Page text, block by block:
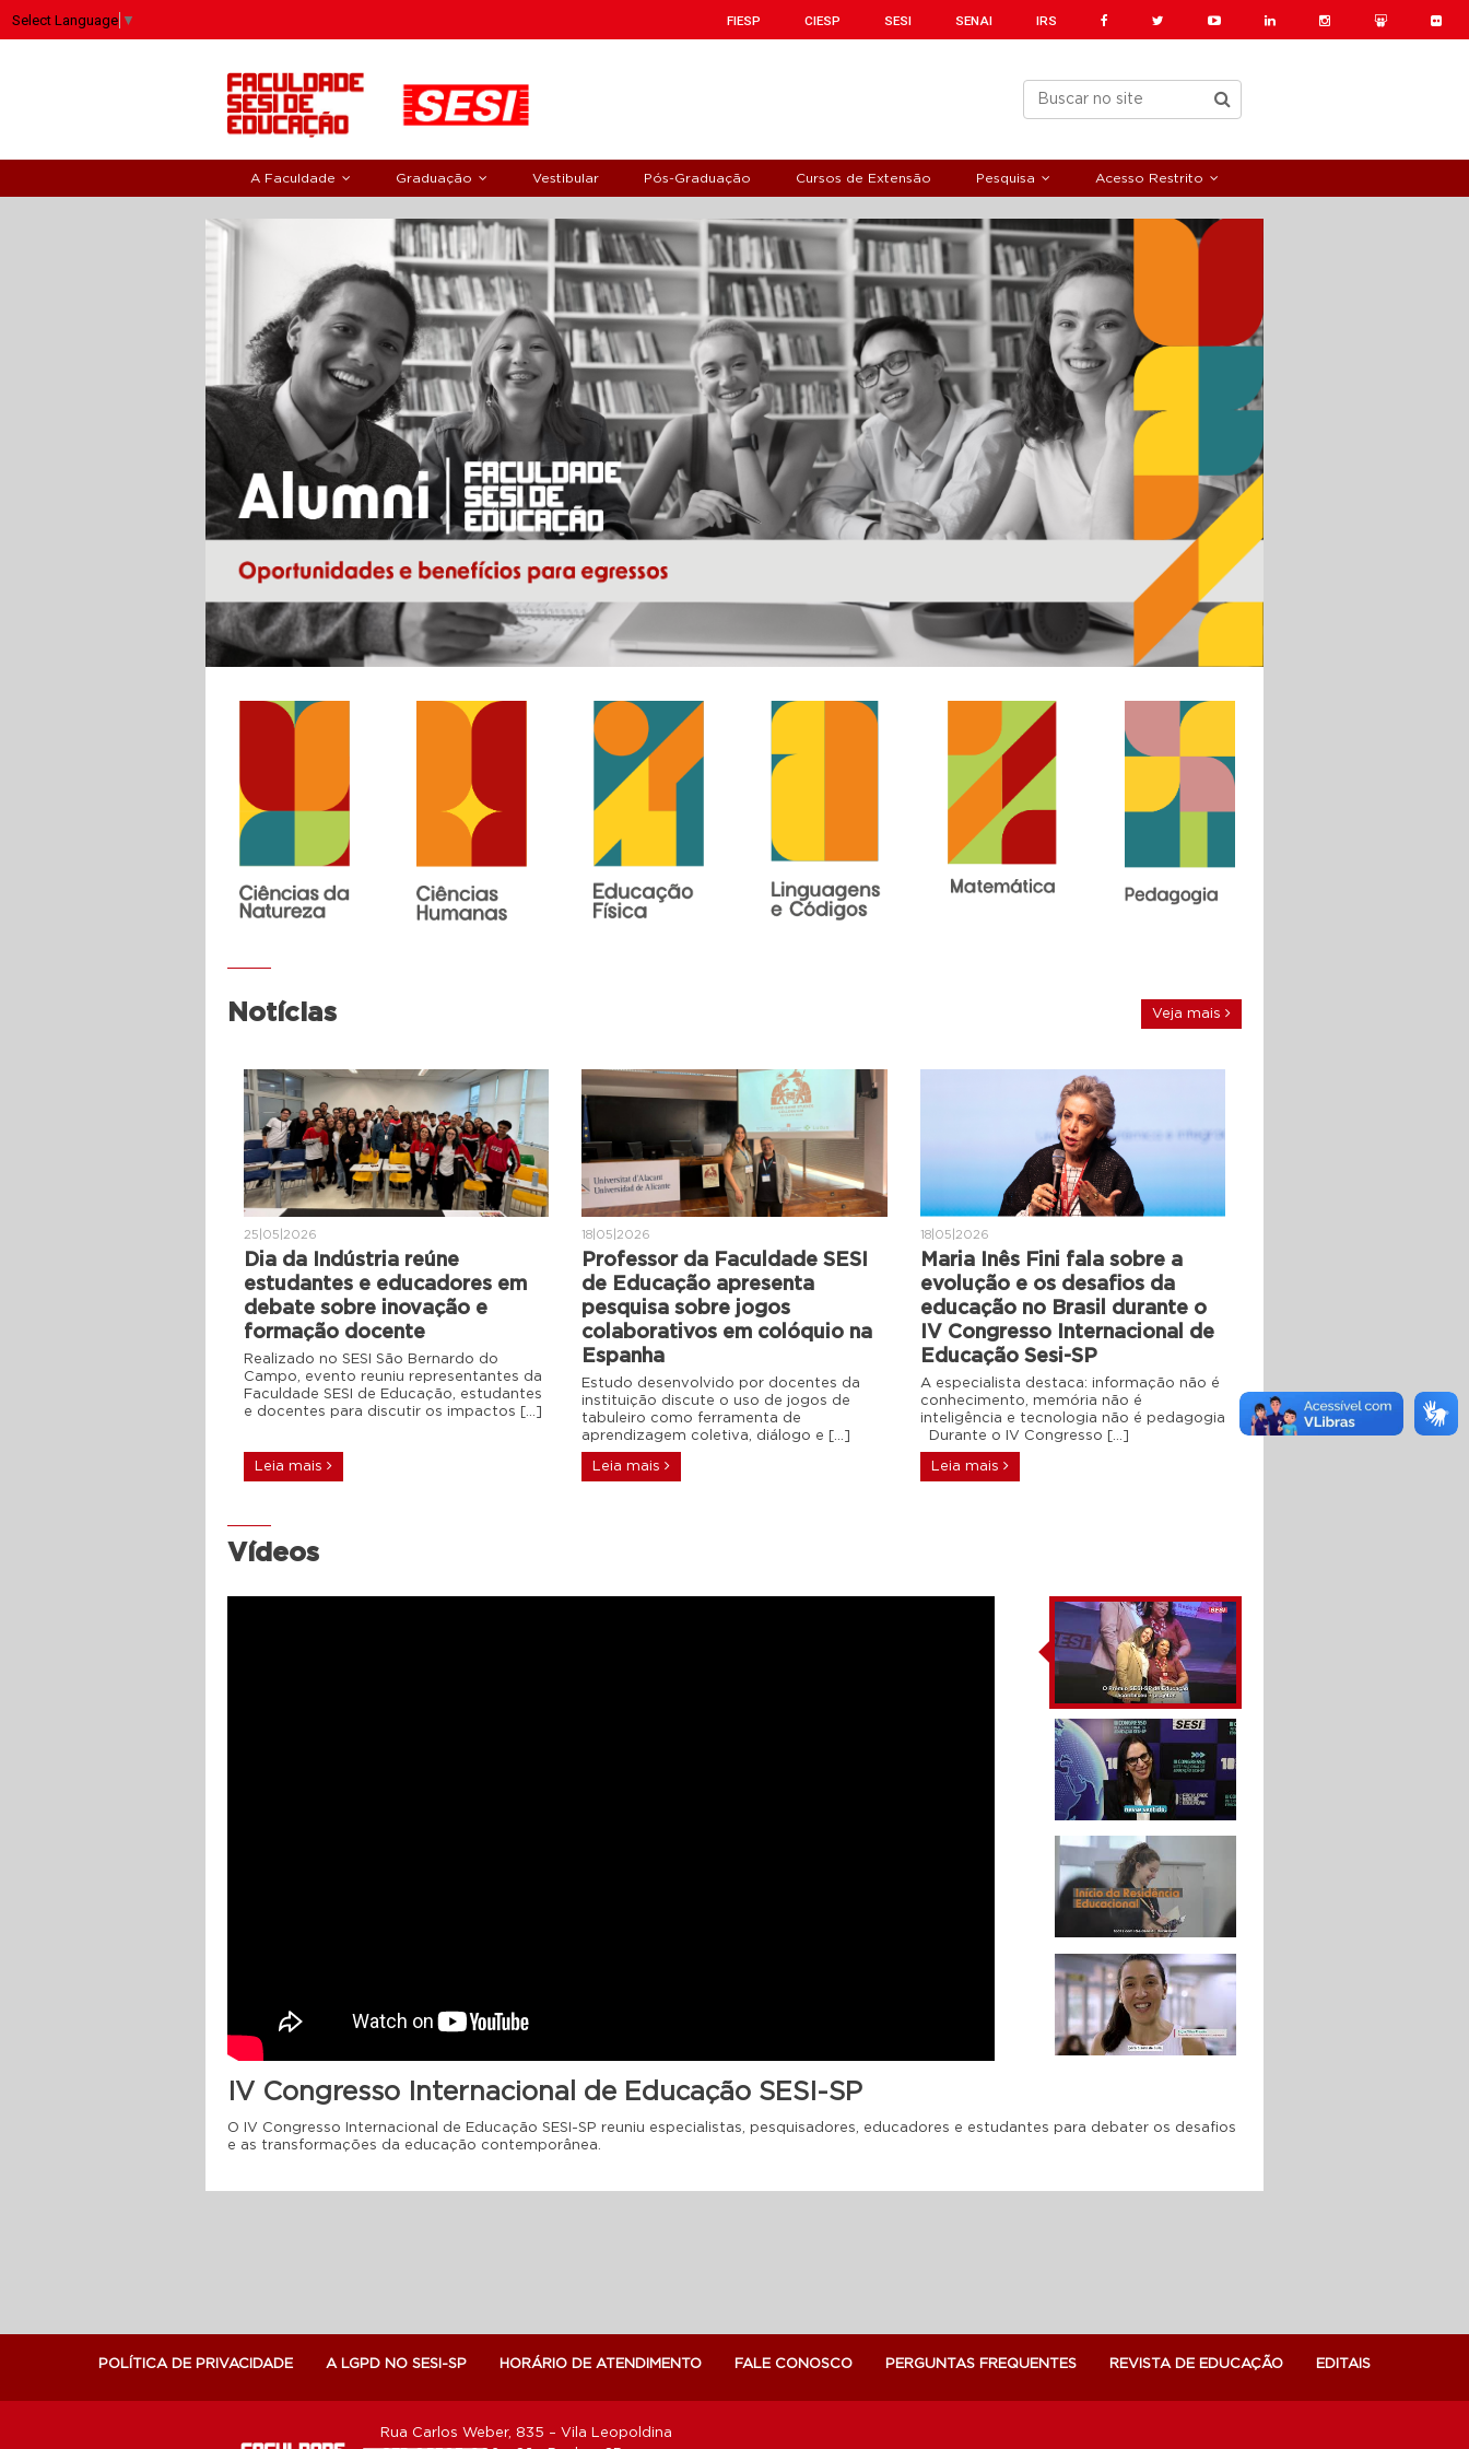
Select Language ▼ FIESP CIESP SESI SENAI IRS
A Faculdade Graduação Vestibular Pós-Graduação Cursos de Extensão Pesquisa Acesso Restrito
Notícias Veja mais
25|05|2026
Dia da Indústria reúne
estudantes e educadores em
debate sobre inovação e
formação docente
Realizado no SESI São Bernardo do
Campo, evento reuniu representantes da
Faculdade SESI de Educação, estudantes
e docentes para discutir os impactos […]
Leia mais
18|05|2026
Professor da Faculdade SESI
de Educação apresenta
pesquisa sobre jogos
colaborativos em colóquio na
Espanha
Estudo desenvolvido por docentes da
instituição discute o uso de jogos de
tabuleiro como ferramenta de
aprendizagem coletiva, diálogo e […]
Leia mais
18|05|2026
Maria Inês Fini fala sobre a
evolução e os desafios da
educação no Brasil durante o
IV Congresso Internacional de
Educação Sesi-SP
A especialista destaca: informação não é
conhecimento, memória não é
inteligência e tecnologia não é pedagogia
Durante o IV Congresso […]
Leia mais
Vídeos
IV Congresso
Internacional de
Educação SESI-SP
A tecnologia aliada à
educação - Congresso
Internacional de
Educação SESI-SP
10 ANOS DA FACULDADE
SESI A escola como
segunda casa desde o
primeiro dia
IV Congresso Internacional de Educação SESI-SP
O IV Congresso Internacional de Educação SESI-SP reuniu especialistas, pesquisadores, educadores e estudantes para debater os desafios
e as transformações da educação contemporânea.
POLÍTICA DE PRIVACIDADE A LGPD NO SESI-SP HORÁRIO DE ATENDIMENTO FALE CONOSCO PERGUNTAS FREQUENTES REVISTA DE EDUCAÇÃO EDITAIS
Rua Carlos Weber, 835 – Vila Leopoldina